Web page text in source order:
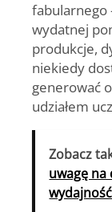
fabularnego
wydatnej
produkcje,
niekiedy
generować
udziałem
Zobacz
uwagę na